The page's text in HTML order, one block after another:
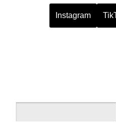
Instagram